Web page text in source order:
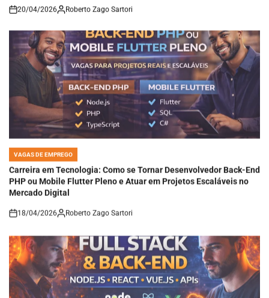
on
20/04/2026 Roberto Zago Sartori
POSTED
IN
VAGAS DE EMPREGO
Carreira em Tecnologia: Como se Tornar Desenvolvedor Back-End
PHP ou Mobile Flutter Pleno e Atuar em Projetos Escaláveis no
Mercado Digital
on